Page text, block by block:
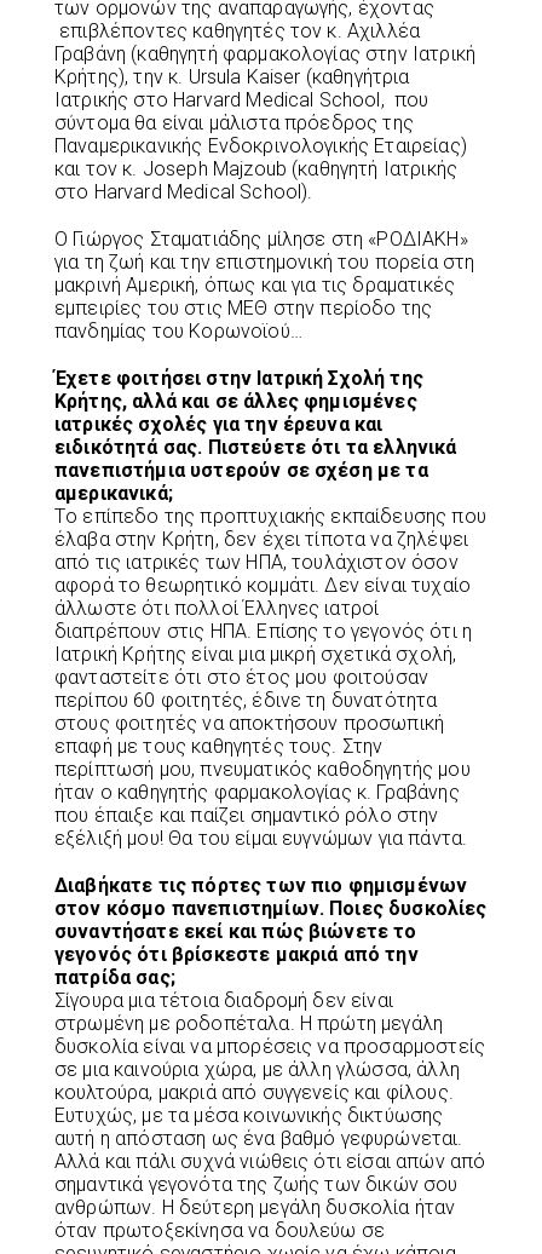
των ορμονών της αναπαραγωγής, έχοντας
επιβλέποντες καθηγητές τον κ. Αχιλλέα
Γραβάνη (καθηγητή φαρμακολογίας στην Ιατρική
Κρήτης), την κ. Ursula Kaiser (καθηγήτρια
Ιατρικής στο Harvard Medical School, που
σύντομα θα είναι μάλιστα πρόεδρος της
Παναμερικανικής Ενδοκρινολογικής Εταιρείας)
και τον κ. Joseph Majzoub (καθηγητή Ιατρικής
στο Harvard Medical School).
Ο Γιώργος Σταματιάδης μίλησε στη «ΡΟΔΙΑΚΗ»
για τη ζωή και την επιστημονική του πορεία στη
μακρινή Αμερική, όπως και για τις δραματικές
εμπειρίες του στις ΜΕΘ στην περίοδο της
πανδημίας του Κορωνοϊού…
Έχετε φοιτήσει στην Ιατρική Σχολή της
Κρήτης, αλλά και σε άλλες φημισμένες
ιατρικές σχολές για την έρευνα και
ειδικότητά σας. Πιστεύετε ότι τα ελληνικά
πανεπιστήμια υστερούν σε σχέση με τα
αμερικανικά;
Tο επίπεδο της προπτυχιακής εκπαίδευσης που
έλαβα στην Κρήτη, δεν έχει τίποτα να ζηλέψει
από τις ιατρικές των ΗΠΑ, τουλάχιστον όσον
αφορά το θεωρητικό κομμάτι. Δεν είναι τυχαίο
άλλωστε ότι πολλοί Έλληνες ιατροί
διαπρέπουν στις ΗΠΑ. Επίσης το γεγονός ότι η
Ιατρική Κρήτης είναι μια μικρή σχετικά σχολή,
φανταστείτε ότι στο έτος μου φοιτούσαν
περίπου 60 φοιτητές, έδινε τη δυνατότητα
στους φοιτητές να αποκτήσουν προσωπική
επαφή με τους καθηγητές τους. Στην
περίπτωσή μου, πνευματικός καθοδηγητής μου
ήταν ο καθηγητής φαρμακολογίας κ. Γραβάνης
που έπαιξε και παίζει σημαντικό ρόλο στην
εξέλιξή μου! Θα του είμαι ευγνώμων για πάντα.
Διαβήκατε τις πόρτες των πιο φημισμένων
στον κόσμο πανεπιστημίων. Ποιες δυσκολίες
συναντήσατε εκεί και πώς βιώνετε το
γεγονός ότι βρίσκεστε μακριά από την
πατρίδα σας;
Σίγουρα μια τέτοια διαδρομή δεν είναι
στρωμένη με ροδοπέταλα. Η πρώτη μεγάλη
δυσκολία είναι να μπορέσεις να προσαρμοστείς
σε μια καινούρια χώρα, με άλλη γλώσσα, άλλη
κουλτούρα, μακριά από συγγενείς και φίλους.
Ευτυχώς, με τα μέσα κοινωνικής δικτύωσης
αυτή η απόσταση ως ένα βαθμό γεφυρώνεται.
Αλλά και πάλι συχνά νιώθεις ότι είσαι απών από
σημαντικά γεγονότα της ζωής των δικών σου
ανθρώπων. Η δεύτερη μεγάλη δυσκολία ήταν
όταν πρωτοξεκίνησα να δουλεύω σε